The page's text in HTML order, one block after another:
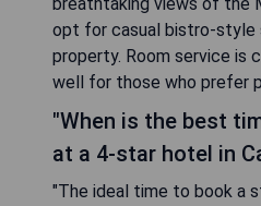
breathtaking views of the
opt for casual bistro-style
property. Room service is
well for those who prefer
"When is the best
at a 4-star hotel in
"The ideal time to book a